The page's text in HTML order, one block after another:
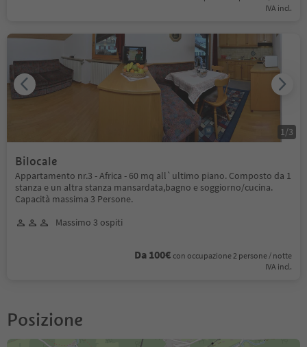
IVA incl.
Bilocale
Appartamento nr.3 - Africa - 60 mq all`ultimo piano. Composto da 1
stanza e un altra stanza mansardata,bagno e soggiorno/cucina.
Capacità massima 3 Persone.
Massimo 3 ospiti
Da 100€ con occupazione 2 persone / notte
IVA incl.
1/3
Posizione